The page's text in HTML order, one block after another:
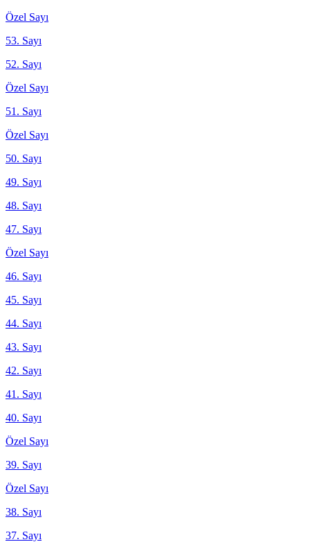
Özel Sayı
53. Sayı
52. Sayı
Özel Sayı
51. Sayı
Özel Sayı
50. Sayı
49. Sayı
48. Sayı
47. Sayı
Özel Sayı
46. Sayı
45. Sayı
44. Sayı
43. Sayı
42. Sayı
41. Sayı
40. Sayı
Özel Sayı
39. Sayı
Özel Sayı
38. Sayı
37. Sayı